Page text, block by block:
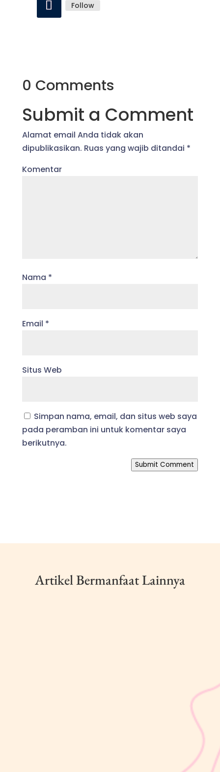
Follow
0 Comments
Submit a Comment
Alamat email Anda tidak akan
dipublikasikan. Ruas yang wajib ditandai *
Komentar
Nama *
Email *
Situs Web
Simpan nama, email, dan situs web saya
pada peramban ini untuk komentar saya
berikutnya.
Submit Comment
Artikel Bermanfaat Lainnya